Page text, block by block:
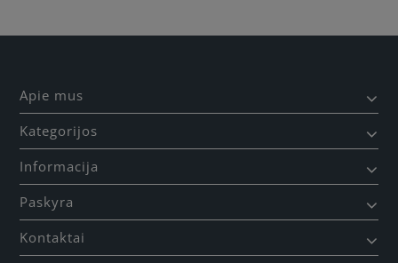
Apie mus
Kategorijos
Informacija
Paskyra
Kontaktai